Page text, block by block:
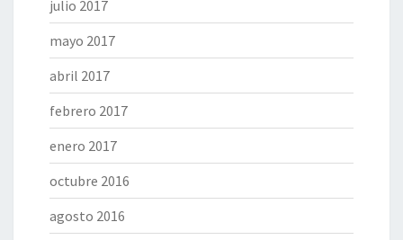
julio 2017
mayo 2017
abril 2017
febrero 2017
enero 2017
octubre 2016
agosto 2016